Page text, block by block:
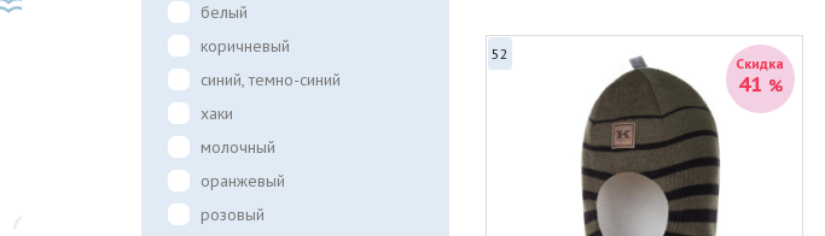
белый
коричневый
синий, темно-синий
хаки
молочный
оранжевый
розовый
Скидка
41 %
52